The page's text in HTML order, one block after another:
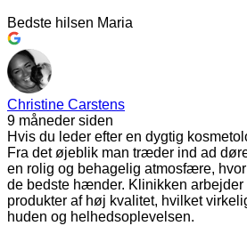
Bedste hilsen Maria
Christine Carstens
9 måneder siden
Hvis du leder efter en dygtig
Fra det øjeblik man træder ind ad
en rolig og behagelig atmosfære,
de bedste hænder. Klinikken arbejder
produkter af høj kvalitet, hvilket
huden og helhedsoplevelsen.